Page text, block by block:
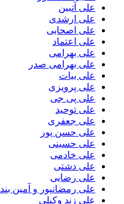
علی آتبین
علی ارشدی
علی اصحابی
علی اعتماد
علی بهرامی
علی بهرامی صدر
علی بیات
علی پرویزی
علی پی جی
علی توحید
علی جعفری
علی حسن پور
علی حسینی
علی خادمی
علی دشتی
علی رضایی
علی رمضانپور و آمین بند
علی زند وکیلی